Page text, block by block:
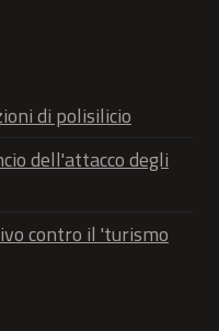
di polisilicio
dell'attacco degli
contro il 'turismo